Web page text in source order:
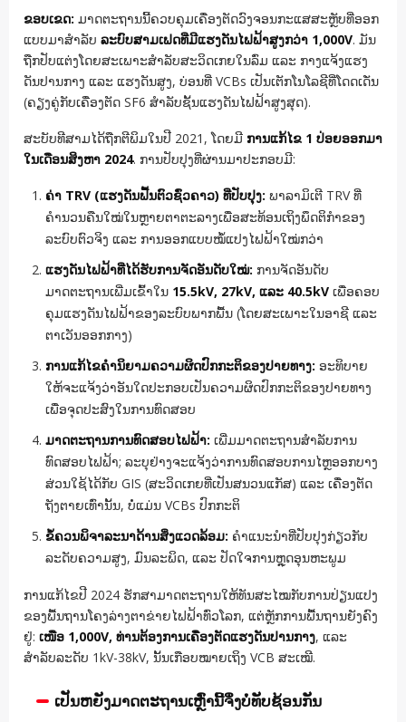
ຂອບເຂດ: ມາດຕະຖານນີ້ຄວບຄຸມເຄື່ອງຕັດວົງຈອນກະແສສະຫຼັບທີ່ອອກ
ແບບມາສຳລັບ ລະບົບສາມເຟດທີ່ມີແຮງດັນໄຟຟ້າສູງກວ່າ 1,000V. ມັນ
ຖືກປັບແຕ່ງໂດຍສະເພາະສຳລັບສະວິດເກຍໃນລົ່ມ ແລະ ກາງແຈ້ງແຮງ
ດັນປານກາງ ແລະ ແຮງດັນສູງ, ບ່ອນທີ່ VCBs ເປັນເຕັກໂນໂລຊີທີ່ໂດດເດັ່ນ
(ຄຽງຄູ່ກັບເຄື່ອງຕັດ SF6 ສຳລັບຊັ້ນແຮງດັນໄຟຟ້າສູງສຸດ).
ສະບັບທີສາມໄດ້ຖືກຕີພິມໃນປີ 2021, ໂດຍມີ ການແກ້ໄຂ 1 ປ່ອຍອອກມາ
ໃນເດືອນສິງຫາ 2024. ການປັບປຸງທີ່ຜ່ານມາປະກອບມີ:
ຄ່າ TRV (ແຮງດັນຟື້ນຕົວຊົ່ວຄາວ) ທີ່ປັບປຸງ: ພາລາມິເຕີ TRV ທີ່
ຄຳນວນຄືນໃໝ່ໃນຫຼາຍຕາຕະລາງເພື່ອສະທ້ອນເຖິງພຶດຕິກຳຂອງ
ລະບົບຕົວຈິງ ແລະ ການອອກແບບໝໍ້ແປງໄຟຟ້າໃໝ່ກວ່າ
ແຮງດັນໄຟຟ້າທີ່ໄດ້ຮັບການຈັດອັນດັບໃໝ່: ການຈັດອັນດັບ
ມາດຕະຖານເພີ່ມເຂົ້າໃນ 15.5kV, 27kV, ແລະ 40.5kV ເພື່ອຄອບ
ຄຸມແຮງດັນໄຟຟ້າຂອງລະບົບພາກພື້ນ (ໂດຍສະເພາະໃນອາຊີ ແລະ
ຕາເວັນອອກກາງ)
ການແກ້ໄຂຄຳນິຍາມຄວາມຜິດປົກກະຕິຂອງປາຍທາງ: ອະທິບາຍ
ໃຫ້ຈະແຈ້ງວ່າອັນໃດປະກອບເປັນຄວາມຜິດປົກກະຕິຂອງປາຍທາງ
ເພື່ອຈຸດປະສົງໃນການທົດສອບ
ມາດຕະຖານການທົດສອບໄຟຟ້າ: ເພີ່ມມາດຕະຖານສຳລັບການ
ທົດສອບໄຟຟ້າ; ລະບຸຢ່າງຈະແຈ້ງວ່າການທົດສອບການໄຫຼອອກບາງ
ສ່ວນໃຊ້ໄດ້ກັບ GIS (ສະວິດເກຍທີ່ເປັນສນວນແກັສ) ແລະ ເຄື່ອງຕັດ
ຖັງຕາຍເທົ່ານັ້ນ, ບໍ່ແມ່ນ VCBs ປົກກະຕິ
ຂໍ້ຄວນພິຈາລະນາດ້ານສິ່ງແວດລ້ອມ: ຄຳແນະນຳທີ່ປັບປຸງກ່ຽວກັບ
ລະດັບຄວາມສູງ, ມົນລະພິດ, ແລະ ປັດໃຈການຫຼຸດອຸນຫະພູມ
ການແກ້ໄຂປີ 2024 ຮັກສາມາດຕະຖານໃຫ້ທັນສະໄໝກັບການປ່ຽນແປງ
ຂອງພື້ນຖານໂຄງລ່າງຕາຂ່າຍໄຟຟ້າທົ່ວໂລກ, ແຕ່ຫຼັກການພື້ນຖານຍັງຄົງ
ຢູ່: ເໜືອ 1,000V, ທ່ານຕ້ອງການເຄື່ອງຕັດແຮງດັນປານກາງ, ແລະ
ສຳລັບລະດັບ 1kV-38kV, ນັ້ນເກືອບໝາຍເຖິງ VCB ສະເໝີ.
ເປັນຫຍັງມາດຕະຖານເຫຼົ່ານີ້ຈຶ່ງບໍ່ທັບຊ້ອນກັນ